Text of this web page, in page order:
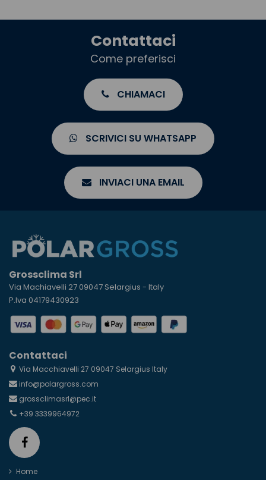
Contattaci
Come preferisci
CHIAMACI
SCRIVICI SU WHATSAPP
INVIACI UNA EMAIL
Grossclima Srl
Via Machiavelli 27 09047 Selargius - Italy
P.Iva 04179430923
Contattaci
Via Macchiavelli 27 09047 Selargius Italy
info@polargross.com
grossclimasrl@pec.it
+39 3339964972
Home